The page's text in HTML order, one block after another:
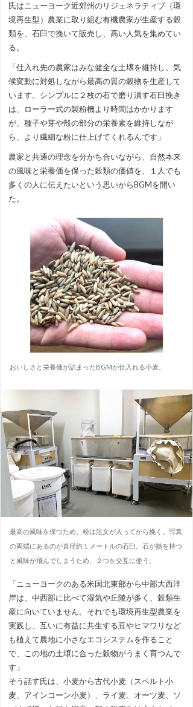
氏はニューヨーク近郊州のリジェネラティブ（環
境再生型）農業に取り組む有機農家が生産する穀
類を、石臼で挽いて販売し、高い人気を集めてい
る。
「仕入れ先の農家はみな健全な土壌を維持し、気
候変動に対処しながら最高の質の穀物を生産して
います。シンプルに２枚の石で磨り潰す石臼挽き
は、ローラー式の製粉機より時間はかかります
が、種子や芽や殻の部分の栄養素を維持しなが
ら、より繊細な粉に仕上げてくれるんです」
農家と共通の理念を分かち合いながら、自然本来
の風味と栄養価を保った穀類の価値を、１人でも
多くの人に伝えたいという思いからBGMを開い
た。
おいしさと栄養価が詰まったBGMが仕入れる小麦。
最高の風味を保つため、粉は注文が入ってから挽く。写真
の両端にあるのが直径約１メートルの石臼。石が熱を持つ
と風味が飛んでしまうため、２つを交互に使う。
「ニューヨークのある米国北東部から中部大西洋
岸は、中西部に比べて湿気や丘陵が多く、穀類生
産に向いていません。それでも環境再生型農業を
実践し、互いに有益に共生する豆やヒマワリなど
も植えて農地に小さなエコシステムを作ること
で、この地の土壌に合った穀物がうまく育つんで
す」
そう話す氏は、小麦から古代小麦（スペルト小
麦、アインコーン小麦）、ライ麦、オーツ麦、ソ